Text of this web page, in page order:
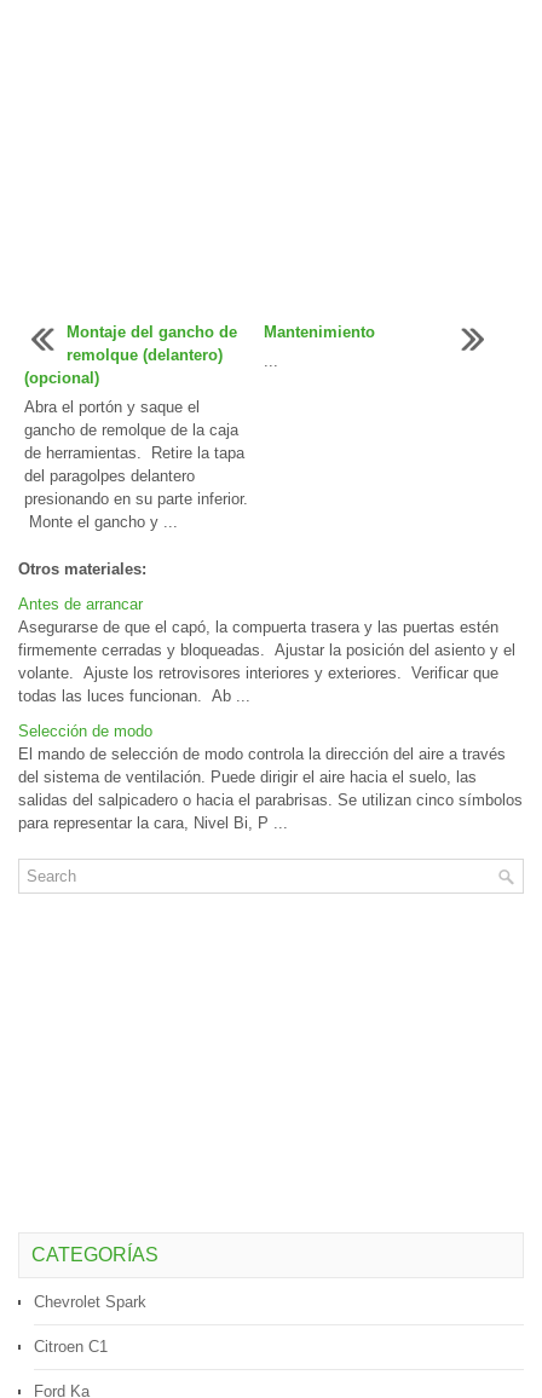
Montaje del gancho de
remolque (delantero)
(opcional)
Abra el portón y saque el
gancho de remolque de la caja
de herramientas. Retire la tapa
del paragolpes delantero
presionando en su parte inferior.
Monte el gancho y ...
Mantenimiento
...
Otros materiales:
Antes de arrancar
Asegurarse de que el capó, la compuerta trasera y las puertas estén
firmemente cerradas y bloqueadas. Ajustar la posición del asiento y el
volante. Ajuste los retrovisores interiores y exteriores. Verificar que
todas las luces funcionan. Ab ...
Selección de modo
El mando de selección de modo controla la dirección del aire a través
del sistema de ventilación. Puede dirigir el aire hacia el suelo, las
salidas del salpicadero o hacia el parabrisas. Se utilizan cinco símbolos
para representar la cara, Nivel Bi, P ...
CATEGORÍAS
Chevrolet Spark
Citroen C1
Ford Ka